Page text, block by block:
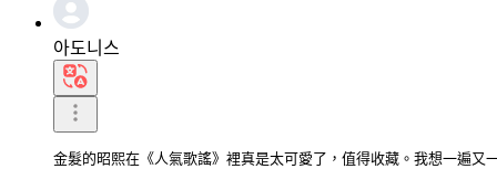
아도니스
金髮的昭熙在《人氣歌謠》裡真是太可愛了，值得收藏。我想一遍又